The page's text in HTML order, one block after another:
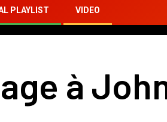
PLAYLIST VIDEO
à